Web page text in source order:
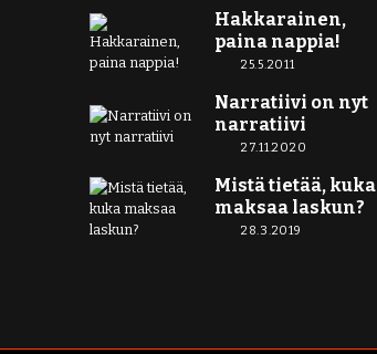
Hakkarainen,
paina nappia!
25.5.2011
Narratiivi on nyt
narratiivi
27.11.2020
Mistä tietää, kuka
maksaa laskun?
28.3.2019